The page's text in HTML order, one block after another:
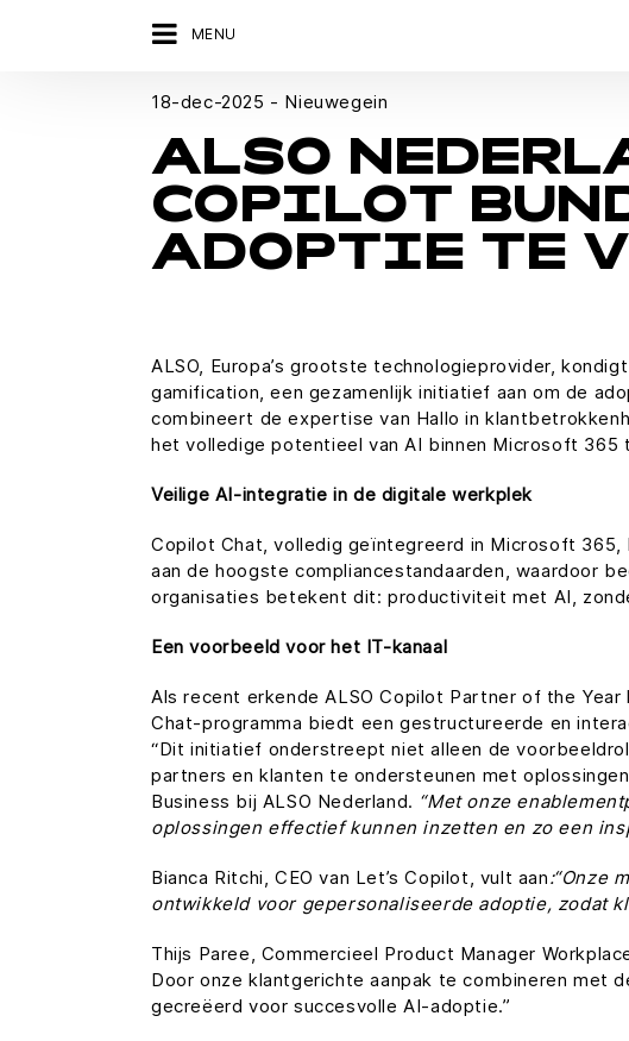
MENU
18-dec-2025 - Nieuwegein
ALSO
COPILOT
ADOPTIE TE
ALSO, Europa’s grootste technologieprovider,
gamification, een gezamenlijk initiatief aan om de
combineert de expertise van Hallo in
het volledige potentieel van AI binnen Microsoft 365
Veilige AI-integratie in de digitale werkplek
Copilot Chat, volledig geïntegreerd in Microsoft
aan de hoogste compliancestandaarden, waardoor
organisaties betekent dit: productiviteit met AI,
Een voorbeeld voor het IT-kanaal
Als recent erkende ALSO Copilot Partner of the
Chat-programma biedt een gestructureerde en
“Dit initiatief onderstreept niet alleen de
partners en klanten te ondersteunen met
Business bij ALSO Nederland. “Met onze
oplossingen effectief kunnen inzetten en zo een
Bianca Ritchi, CEO van Let’s Copilot, vult aan:“Onze
ontwikkeld voor gepersonaliseerde adoptie, zodat
Thijs Paree, Commercieel Product Manager
Door onze klantgerichte aanpak te combineren met
gecreëerd voor succesvolle AI-adoptie.”